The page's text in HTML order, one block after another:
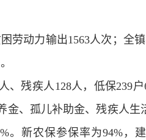
劳动力输出1563人次；全
残疾人128人，低保239
、孤儿补助金、残疾人生
。新农保参保率为94%，